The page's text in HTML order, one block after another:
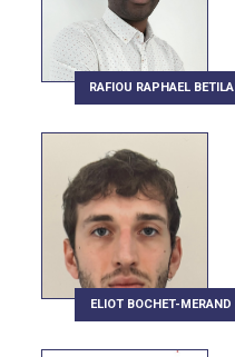
RAFIOU RAPHAEL BETILA
ELIOT BOCHET-MERAND